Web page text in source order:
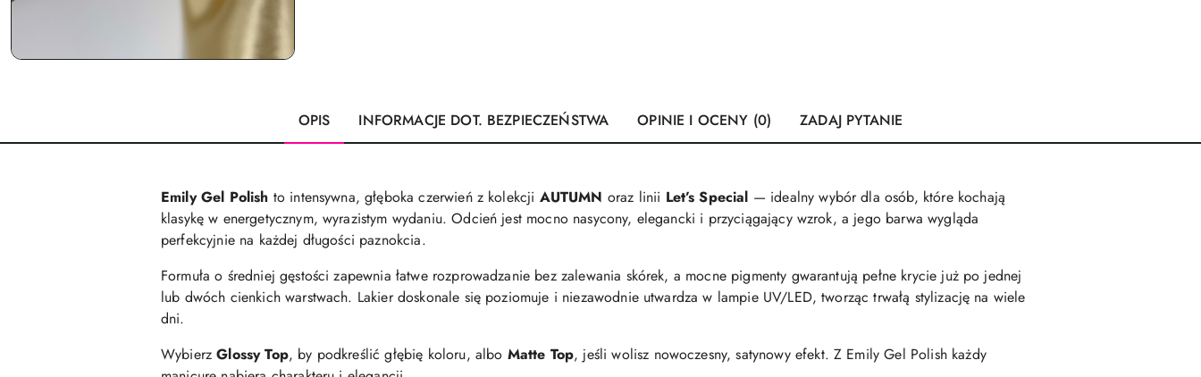
OPIS INFORMACJE DOT. BEZPIECZEŃSTWA OPINIE I OCENY (0) ZADAJ PYTANIE
Emily Gel Polish to intensywna, głęboka czerwień z kolekcji AUTUMN oraz linii Let’s Special — idealny wybór dla osób, które kochają
klasykę w energetycznym, wyrazistym wydaniu. Odcień jest mocno nasycony, elegancki i przyciągający wzrok, a jego barwa wygląda
perfekcyjnie na każdej długości paznokcia.
Formuła o średniej gęstości zapewnia łatwe rozprowadzanie bez zalewania skórek, a mocne pigmenty gwarantują pełne krycie już po jednej
lub dwóch cienkich warstwach. Lakier doskonale się poziomuje i niezawodnie utwardza w lampie UV/LED, tworząc trwałą stylizację na wiele
dni.
WybierzGlossy Top, by podkreślić głębię koloru, albo Matte Top, jeśli wolisz nowoczesny, satynowy efekt. Z Emily Gel Polish każdy